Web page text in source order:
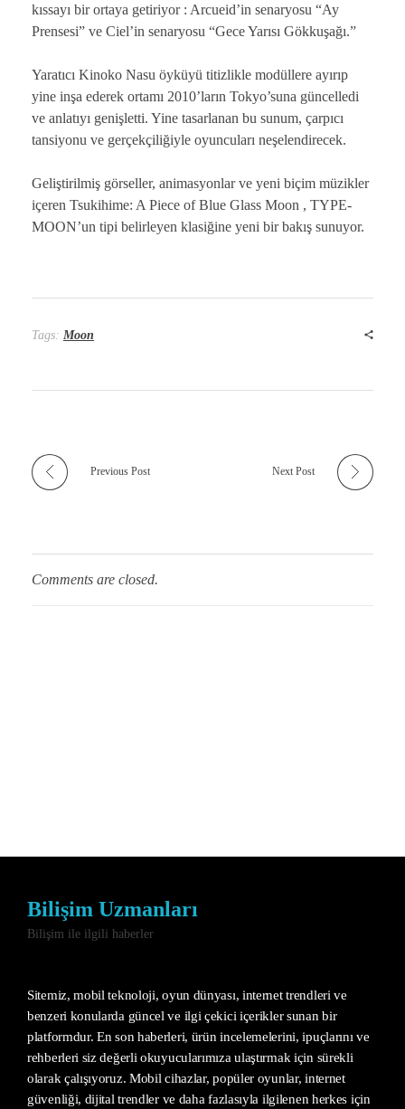
kıssayı bir ortaya getiriyor : Arcueid’in senaryosu “Ay
Prensesi” ve Ciel’in senaryosu “Gece Yarısı Gökkuşağı.”
Yaratıcı Kinoko Nasu öyküyü titizlikle modüllere ayırıp
yine inşa ederek ortamı 2010’ların Tokyo’suna güncelledi
ve anlatıyı genişletti. Yine tasarlanan bu sunum, çarpıcı
tansiyonu ve gerçekçiliğiyle oyuncuları neşelendirecek.
Geliştirilmiş görseller, animasyonlar ve yeni biçim müzikler
içeren Tsukihime: A Piece of Blue Glass Moon , TYPE-
MOON’un tipi belirleyen klasiğine yeni bir bakış sunuyor.
Tags: Moon
Previous Post Next Post
Comments are closed.
Bilişim Uzmanları
Bilişim ile ilgili haberler
Sitemiz, mobil teknoloji, oyun dünyası, internet trendleri ve
benzeri konularda güncel ve ilgi çekici içerikler sunan bir
platformdur. En son haberleri, ürün incelemelerini, ipuçlarını ve
rehberleri siz değerli okuyucularımıza ulaştırmak için sürekli
olarak çalışıyoruz. Mobil cihazlar, popüler oyunlar, internet
güvenliği, dijital trendler ve daha fazlasıyla ilgilenen herkes için